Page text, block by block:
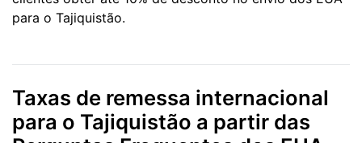
para o Tajiquistão.
Taxas de remessa internacional
para o Tajiquistão a partir das